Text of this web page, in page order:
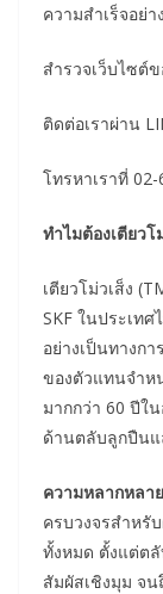
ความสำเร็จอย่
สำรวจเว็บไซต์
ติดต่อเราผ่าน
โทรหาเราที่
ทำไมต้องเตียวโ
เตียวโม่วเส็ง
SKF ในประเท
อย่างเป็นทางก
ของตัวแทนจำห
มากกว่า 60 ปีใ
ด้านตลับลูกปืน
ความหลากหล
ครบวงจรสำหรั
ทั้งหมด ตั้งแต่ต
สัมผัสเชิงมุม จ